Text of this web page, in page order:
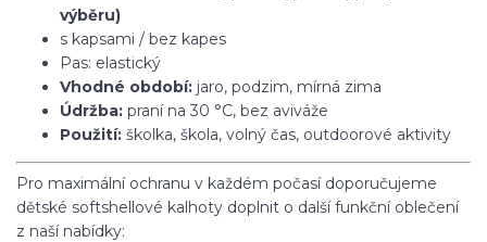
výběru)
s kapsami / bez kapes
Pas: elastický
Vhodné období: jaro, podzim, mírná zima
Údržba: praní na 30 °C, bez aviváže
Použití: školka, škola, volný čas, outdoorové aktivity
Pro maximální ochranu v každém počasí doporučujeme
dětské softshellové kalhoty doplnit o další funkční oblečení
z naší nabídky: